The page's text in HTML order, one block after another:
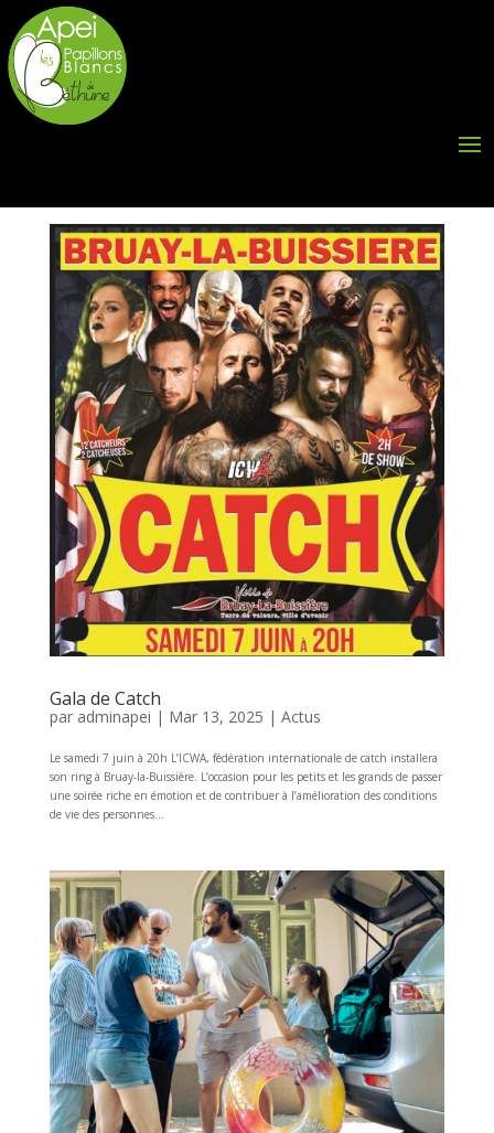
Gala de Catch
par adminapei | Mar 13, 2025 | Actus
Le samedi 7 juin à 20h L’ICWA, fédération internationale de catch installera
son ring à Bruay-la-Buissière. L’occasion pour les petits et les grands de passer
une soirée riche en émotion et de contribuer à l’amélioration des conditions
de vie des personnes...